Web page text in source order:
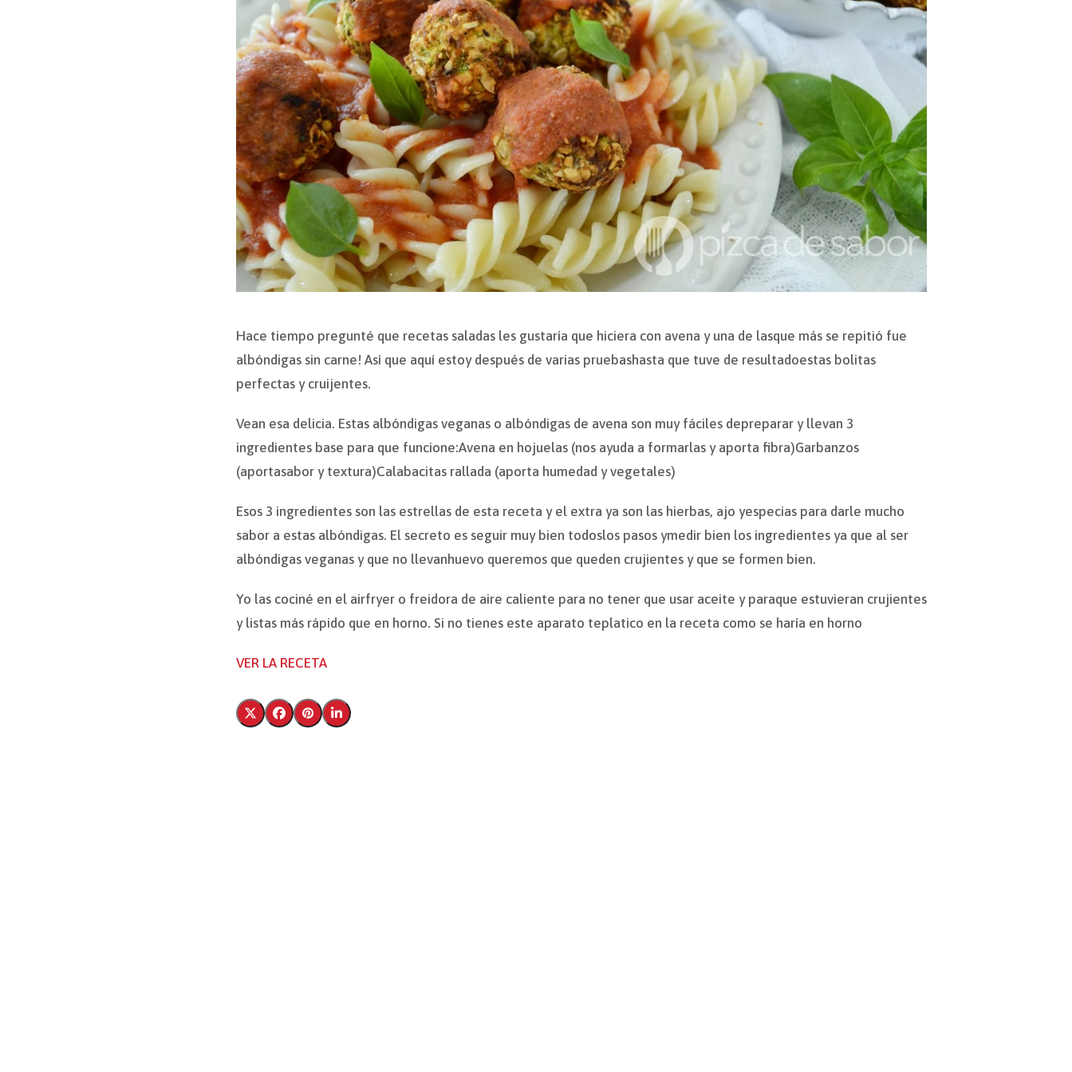
Hace tiempo pregunté que recetas saladas les gustaría que hiciera con avena y una de lasque más se repitió fue
albóndigas sin carne! Así que aquí estoy después de varias pruebashasta que tuve de resultadoestas bolitas
perfectas y cruijentes.
Vean esa delicia. Estas albóndigas veganas o albóndigas de avena son muy fáciles depreparar y llevan 3
ingredientes base para que funcione:Avena en hojuelas (nos ayuda a formarlas y aporta fibra)Garbanzos
(aportasabor y textura)Calabacitas rallada (aporta humedad y vegetales)
Esos 3 ingredientes son las estrellas de esta receta y el extra ya son las hierbas, ajo yespecias para darle mucho
sabor a estas albóndigas. El secreto es seguir muy bien todoslos pasos ymedir bien los ingredientes ya que al ser
albóndigas veganas y que no llevanhuevo queremos que queden crujientes y que se formen bien.
Yo las cociné en el airfryer o freidora de aire caliente para no tener que usar aceite y paraque estuvieran crujientes
y listas más rápido que en horno. Si no tienes este aparato teplatico en la receta como se haría en horno
VER LA RECETA